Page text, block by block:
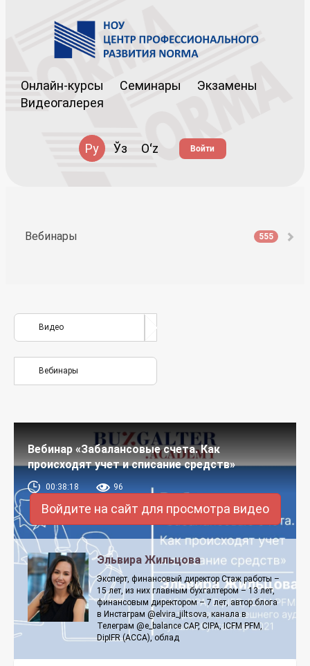
Онлайн-курсы Семинары
Экзамены
Видеогалерея
Ру Ўз Oʻz Войти
Вебинары 555
Видео
Вебинары
Вебинар «Забалансовые счета. Как
происходят учет и списание средств»
00:38:18 96
Войдите на сайт для просмотра видео
Эльвира Жильцова
Эксперт, финансовый директор Стаж работы –
15 лет, из них главным бухгалтером – 13 лет,
финансовым директором – 7 лет, автор блога
в Инстаграм @elvira_jiltsova, канала в
Телеграм @e_balance CAP, CIPA, ICFM PFM,
DipIFR (ACCA), облад